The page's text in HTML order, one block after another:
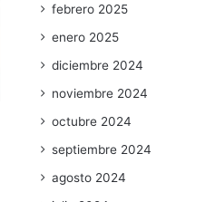
febrero 2025
enero 2025
diciembre 2024
noviembre 2024
octubre 2024
septiembre 2024
agosto 2024